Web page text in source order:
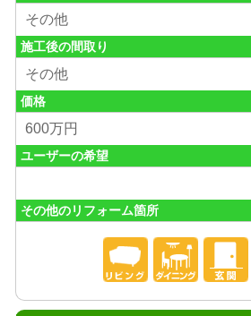
その他
施工後の間取り
その他
価格
600万円
ユーザーの希望
その他のリフォーム箇所